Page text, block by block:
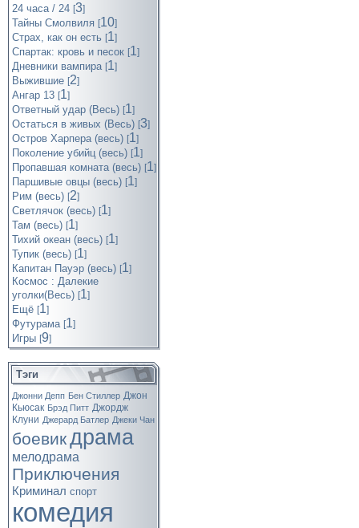
24 часа / 24 [3]
Тайны Смолвиля [10]
Страх, как он есть [1]
Спартак: кровь и песок [1]
Дневники вампира [1]
Выжившие [2]
Ангар 13 [1]
Ответный удар (Весь) [1]
Остаться в живых (Весь) [3]
Остров Харпера (весь) [1]
Поколение убийц (весь) [1]
Пропавшая комната (весь) [1]
Паршивые овцы (весь) [1]
Рим (весь) [2]
Светлячок (весь) [1]
Там (весь) [1]
Тихий океан (весь) [1]
Тупик (весь) [1]
Капитан Пауэр (весь) [1]
Космос : Далекие
уголки(Весь) [1]
Ещё [1]
Футурама [1]
Игры [9]
Тэги
Джонни Депп Бен Стиллер Джон
Кьюсак Брэд Питт Джордж
Клуни Джерард Батлер Джеки Чан
боевикдрама
мелодрама
Приключения
Криминал спорт
комедия